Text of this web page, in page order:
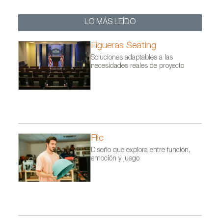
LO MÁS LEÍDO
Figueras Seating
Soluciones adaptables a las
necesidades reales de proyecto
Flic
Diseño que explora entre función,
emoción y juego